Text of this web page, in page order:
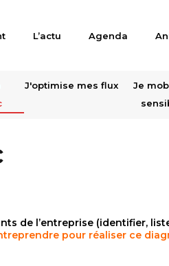
L’actu Agenda
J'optimise mes flux
Je
de l’entreprise (identifier,
pour réaliser ce